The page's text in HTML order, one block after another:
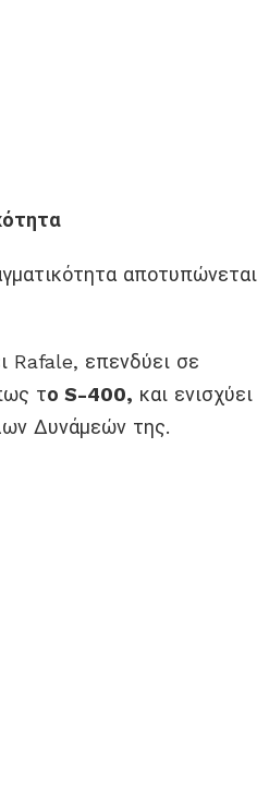
αποτυπώνεται
Rafale, επενδύει σε
το S-400, και ενισχύει
Δυνάμεών της.